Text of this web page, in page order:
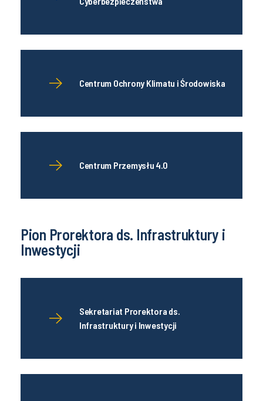
Centrum Ochrony Klimatu i Środowiska
Centrum Przemysłu 4.0
Pion Prorektora ds. Infrastruktury i
Inwestycji
Sekretariat Prorektora ds.
Infrastruktury i Inwestycji